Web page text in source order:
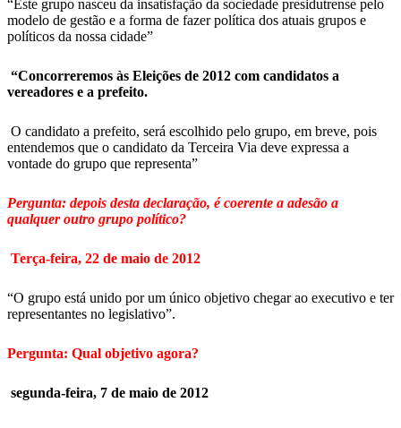
“Este grupo nasceu da insatisfação da sociedade presidutrense pelo
modelo de gestão e a forma de fazer política dos atuais grupos e
políticos da nossa cidade”
“Concorreremos às Eleições de 2012 com candidatos a
vereadores e a prefeito.
O candidato a prefeito, será escolhido pelo grupo, em breve, pois
entendemos que o candidato da Terceira Via deve expressa a
vontade do grupo que representa”
Pergunta: depois desta declaração, é coerente a adesão a
qualquer outro grupo político?
Terça-feira, 22 de maio de 2012
“O grupo está unido por um único objetivo chegar ao executivo e ter
representantes no legislativo”.
Pergunta: Qual objetivo agora?
segunda-feira, 7 de maio de 2012